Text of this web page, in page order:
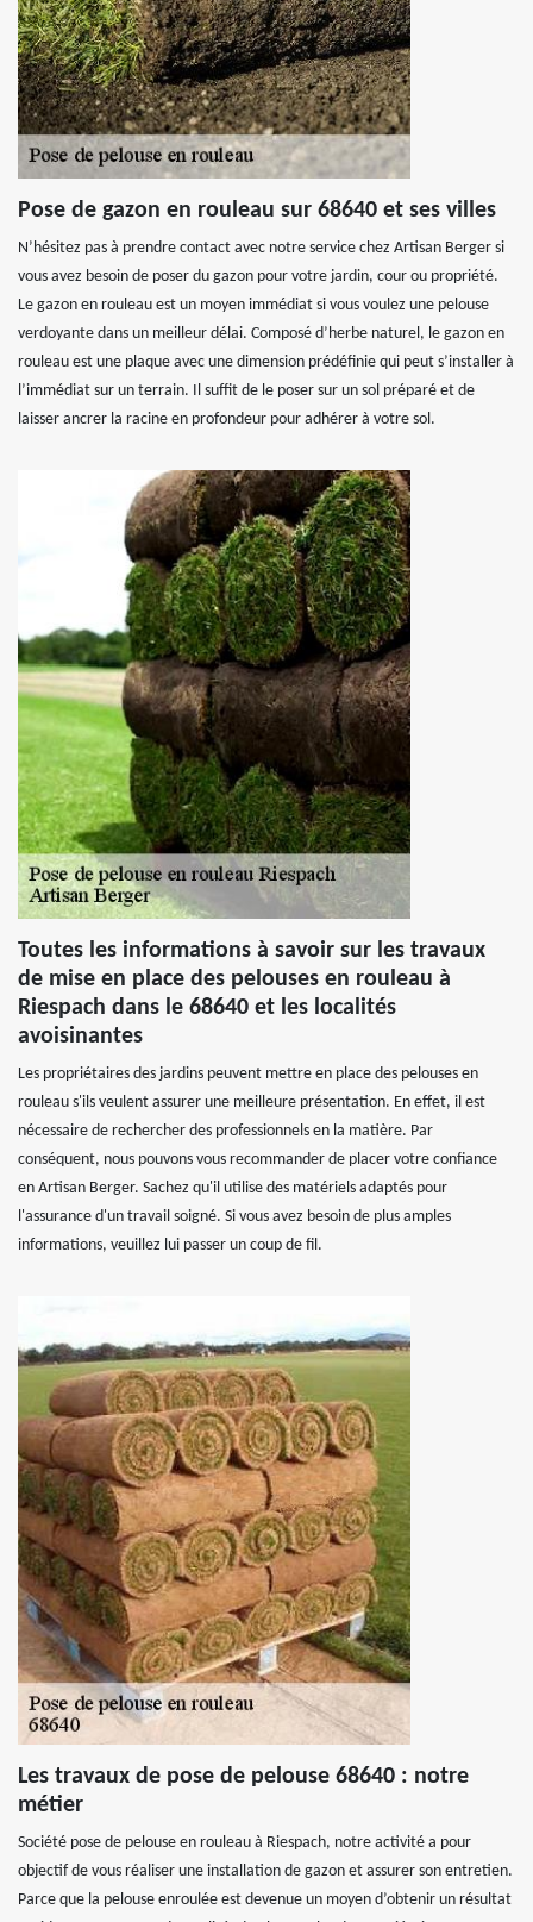
Pose de gazon en rouleau sur 68640 et ses villes
N’hésitez pas à prendre contact avec notre service chez Artisan Berger si
vous avez besoin de poser du gazon pour votre jardin, cour ou propriété.
Le gazon en rouleau est un moyen immédiat si vous voulez une pelouse
verdoyante dans un meilleur délai. Composé d’herbe naturel, le gazon en
rouleau est une plaque avec une dimension prédéfinie qui peut s’installer à
l’immédiat sur un terrain. Il suffit de le poser sur un sol préparé et de
laisser ancrer la racine en profondeur pour adhérer à votre sol.
Toutes les informations à savoir sur les travaux
de mise en place des pelouses en rouleau à
Riespach dans le 68640 et les localités
avoisinantes
Les propriétaires des jardins peuvent mettre en place des pelouses en
rouleau s'ils veulent assurer une meilleure présentation. En effet, il est
nécessaire de rechercher des professionnels en la matière. Par
conséquent, nous pouvons vous recommander de placer votre confiance
en Artisan Berger. Sachez qu'il utilise des matériels adaptés pour
l'assurance d'un travail soigné. Si vous avez besoin de plus amples
informations, veuillez lui passer un coup de fil.
Les travaux de pose de pelouse 68640 : notre
métier
Société pose de pelouse en rouleau à Riespach, notre activité a pour
objectif de vous réaliser une installation de gazon et assurer son entretien.
Parce que la pelouse enroulée est devenue un moyen d’obtenir un résultat